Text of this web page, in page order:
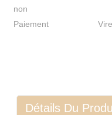
non
Paiement
Détails Du